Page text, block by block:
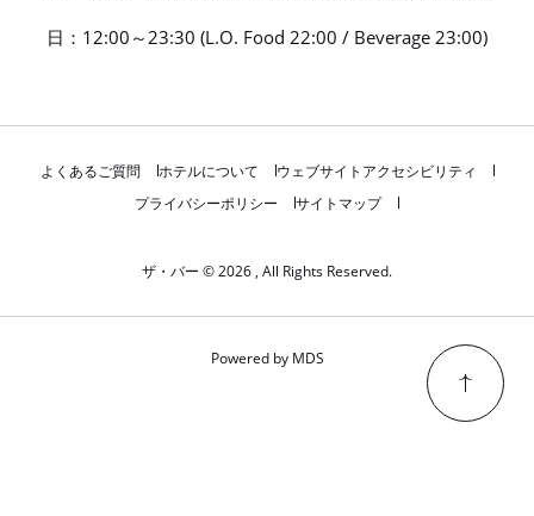
日：12:00～23:30 (L.O. Food 22:00 / Beverage 23:00)
よくあるご質問 ホテルについて
ウェブサイトアクセシビリティ
プライバシーポリシー
サイトマップ
ザ・バー © 2026 , All Rights Reserved.
Powered by MDS